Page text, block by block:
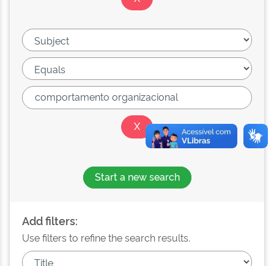
Start a new search
Add filters:
Use filters to refine the search results.